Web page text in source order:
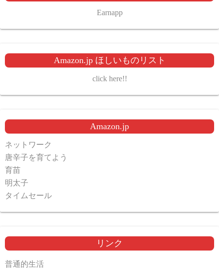
Earnapp
Amazon.jp ほしいものリスト
click here!!
Amazon.jp
ネットワーク
唐辛子を育てよう
育苗
明太子
タイムセール
リンク
普通的生活